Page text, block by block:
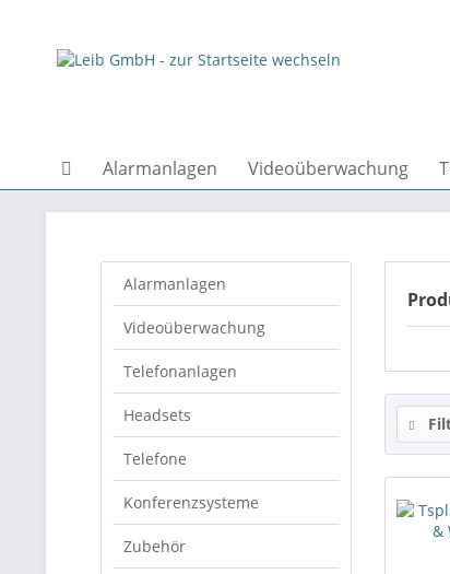
Alarmanlagen Videoüberwachung
Alarmanlagen
Videoüberwachung
Telefonanlagen
Headsets
Telefone
Konferenzsysteme
Zubehör